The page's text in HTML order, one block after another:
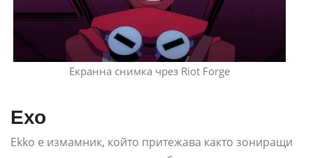
Екранна снимка чрез Riot Forge
Ехо
Ekko е измамник, който притежава както зониращи